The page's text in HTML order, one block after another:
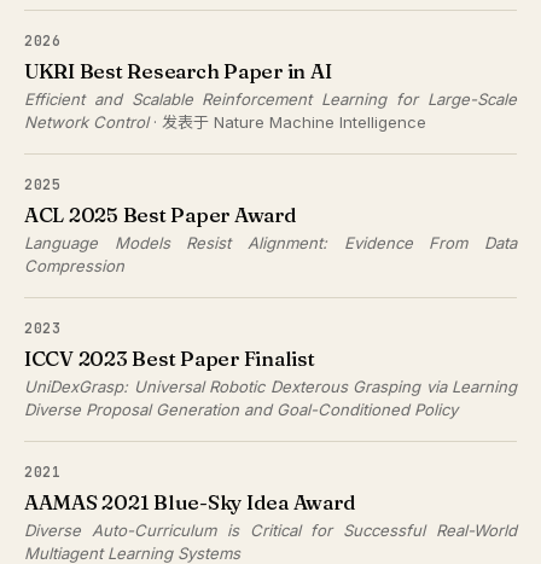
2026
UKRI Best Research Paper in AI
Efficient and Scalable Reinforcement Learning for Large-Scale
Network Control· 发表于 Nature Machine Intelligence
2025
ACL 2025 Best Paper Award
Language Models Resist Alignment: Evidence From Data
Compression
2023
ICCV 2023 Best Paper Finalist
UniDexGrasp: Universal Robotic Dexterous Grasping via Learning
Diverse Proposal Generation and Goal-Conditioned Policy
2021
AAMAS 2021 Blue-Sky Idea Award
Diverse Auto-Curriculum is Critical for Successful Real-World
Multiagent Learning Systems